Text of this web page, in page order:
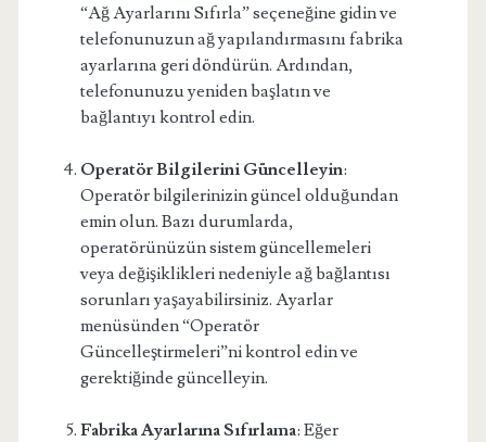
“Ağ Ayarlarını Sıfırla” seçeneğine gidin ve
telefonunuzun ağ yapılandırmasını fabrika
ayarlarına geri döndürün. Ardından,
telefonunuzu yeniden başlatın ve
bağlantıyı kontrol edin.
Operatör Bilgilerini Güncelleyin:
Operatör bilgilerinizin güncel olduğundan
emin olun. Bazı durumlarda,
operatörünüzün sistem güncellemeleri
veya değişiklikleri nedeniyle ağ bağlantısı
sorunları yaşayabilirsiniz. Ayarlar
menüsünden “Operatör
Güncelleştirmeleri”ni kontrol edin ve
gerektiğinde güncelleyin.
Fabrika Ayarlarına Sıfırlama: Eğer